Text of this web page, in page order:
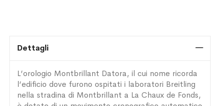
Dettagli
L’orologio Montbrillant Datora, il cui nome ricorda
l’edificio dove furono ospitati i laboratori Breitling
nella stradina di Montbrillant a La Chaux de Fonds,